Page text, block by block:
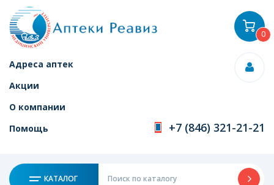
Адреса аптек
Акции
О компании
Помощь
+7 (846) 321-21-21
КАТАЛОГ
0